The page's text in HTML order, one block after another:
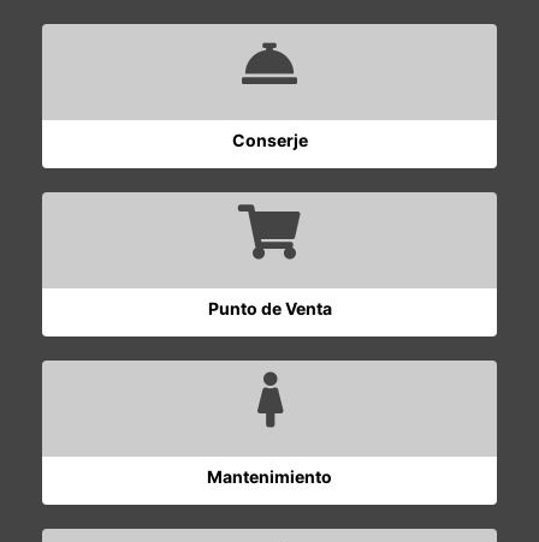
Conserje
Punto de Venta
Mantenimiento